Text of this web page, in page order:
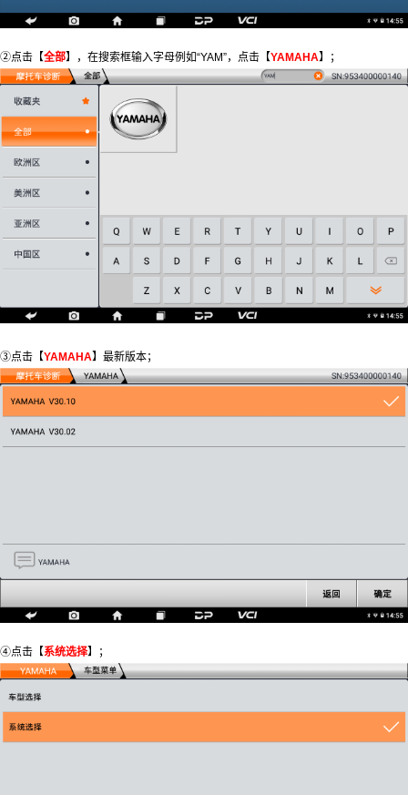
②点击【全部】，在搜索框输入字母例如“YAM”，点击【YAMAHA】；
③点击【YAMAHA】最新版本；
④点击【系统选择】；